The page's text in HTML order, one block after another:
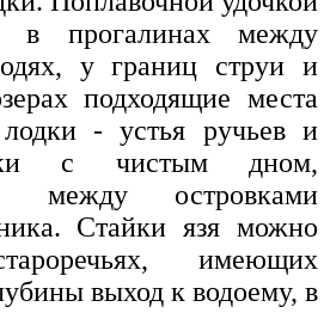
в прогалинах между
у границ струи и
подходящие места
- устья ручьев и
с чистым дном,
между островками
Стайки язя можно
имеющих
выход к водоему, в